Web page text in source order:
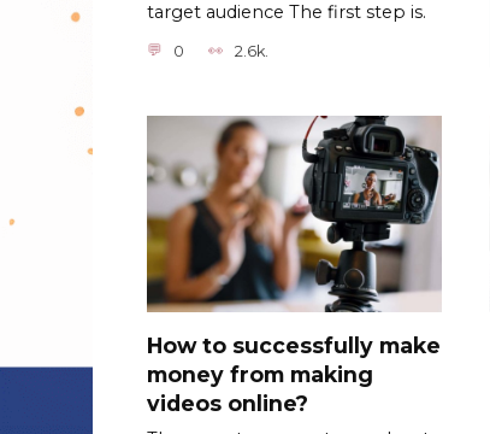
target audience The first step is.
0 2.6k.
How to successfully make
money from making
videos online?